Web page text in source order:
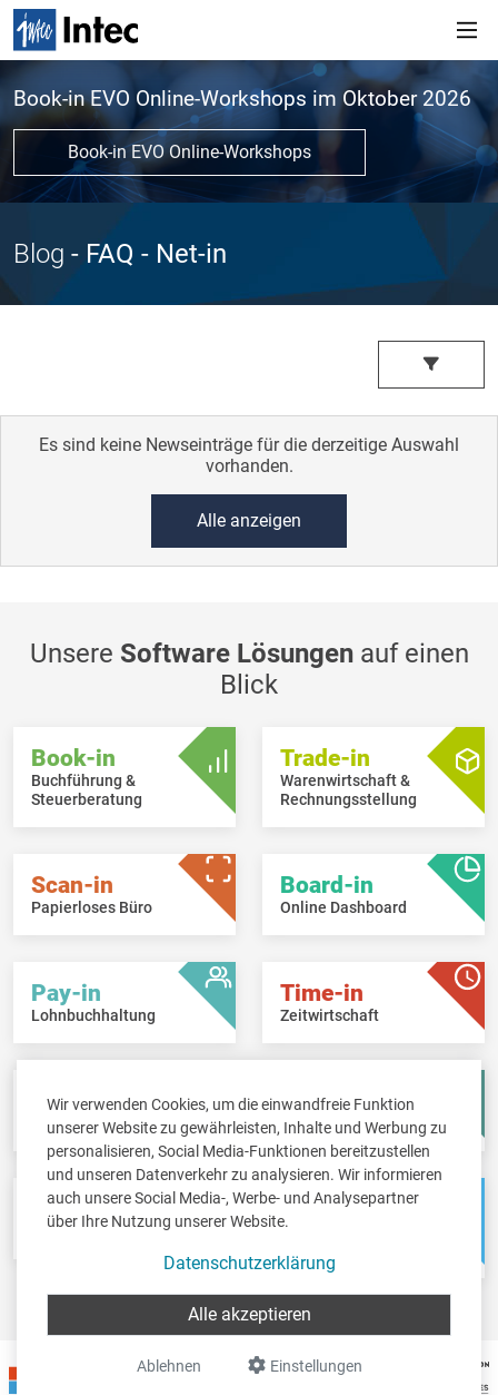
Wir verwenden Cookies, um die einwandfreie Funktion
unserer Website zu gewährleisten, Inhalte und Werbung zu
personalisieren, Social Media-Funktionen bereitzustellen
und unseren Datenverkehr zu analysieren. Wir informieren
auch unsere Social Media-, Werbe- und Analysepartner
über Ihre Nutzung unserer Website.
Datenschutzerklärung
Einstellungen
Ablehnen
Alle akzeptieren
Book-in EVO Online-Workshops im Oktober 2026
Book-in EVO Online-Workshops
Blog - FAQ - Net-in
Es sind keine Newseinträge für die derzeitige Auswahl
vorhanden.
Alle anzeigen
Unsere Software Lösungenauf einen
Blick
Book-in
Buchführung &
Steuerberatung
Trade-in
Warenwirtschaft &
Rechnungsstellung
Scan-in
Papierloses Büro
Board-in
Online Dashboard
Pay-in
Lohnbuchhaltung
Time-in
Zeitwirtschaft
Fisc-in
Steuererklärungen
Account-in
Jahresabschlüsse
Pos-in
Kassensystem
Net-in
Webshops &